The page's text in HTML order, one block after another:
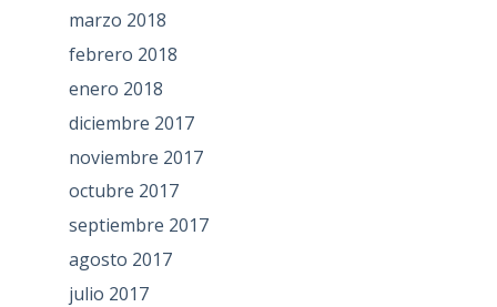
marzo 2018
febrero 2018
enero 2018
diciembre 2017
noviembre 2017
octubre 2017
septiembre 2017
agosto 2017
julio 2017